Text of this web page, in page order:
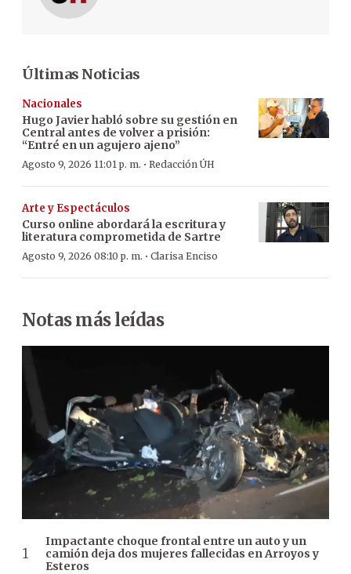
Últimas Noticias
Nacionales
Hugo Javier habló sobre su gestión en
Central antes de volver a prisión:
“Entré en un agujero ajeno”
Agosto 9, 2026 11:01 p. m. · Redacción ÚH
Arte y Espectáculos
Curso online abordará la escritura y
literatura comprometida de Sartre
Agosto 9, 2026 08:10 p. m. · Clarisa Enciso
Notas más leídas
Impactante choque frontal entre un auto y un
camión deja dos mujeres fallecidas en Arroyos y
Esteros